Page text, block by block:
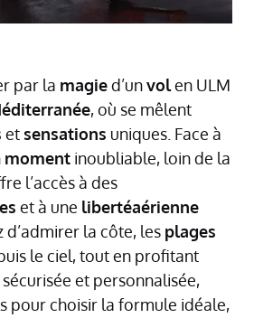
par la magied’unvolen ULM
, où se mêlent
et sensations uniques. Face à
moment inoubliable, loin de la
l’accès à des
et à une libertéaérienne
d’admirer la côte, les plages
le ciel, tout en profitant
sécurisée et personnalisée,
pour choisir la formule idéale,